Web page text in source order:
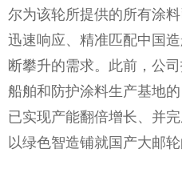
尔为该轮所提供的所有涂
迅速响应、精准匹配中国
断攀升的需求。此前，公
船舶和防护涂料生产基地
已实现产能翻倍增长、并
以绿色智造铺就国产大邮轮